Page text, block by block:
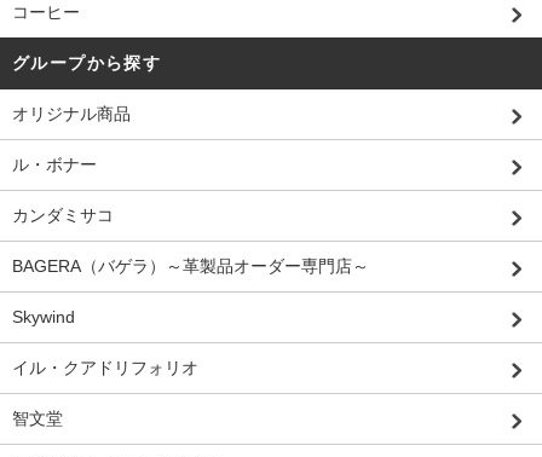
コーヒー
グループから探す
オリジナル商品
ル・ボナー
カンダミサコ
BAGERA（バゲラ）～革製品オーダー専門店～
Skywind
イル・クアドリフォリオ
智文堂